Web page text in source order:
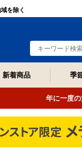
を除く
新着商品 季
年に一度